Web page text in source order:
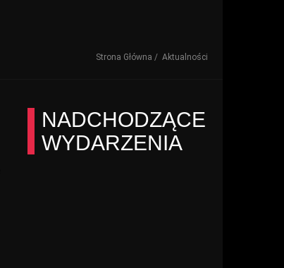
Strona Główna Aktualności
NADCHODZĄCE
WYDARZENIA